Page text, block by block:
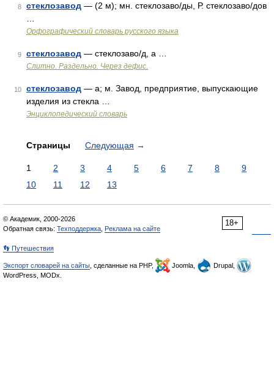
8 стеклозавод — (2 м); мн. стеклозаво/ды, Р. стеклозаво/дов
Орфографический словарь русского языка
9 стеклозавод — стеклозаво/д, а …
Слитно. Раздельно. Через дефис.
10 стеклозавод — а; м. Завод, предприятие, выпускающие
изделия из стекла …
Энциклопедический словарь
Страницы Следующая →
1 2 3 4 5 6 7 8
9
10
11 12 13
18+
© Академик, 2000-2026
Обратная связь: Техподдержка Реклама на сайте
👣 Путешествия
Экспорт словарей на сайты , сделанные на PHP, Joomla,
Drupal,
WordPress, MODx.